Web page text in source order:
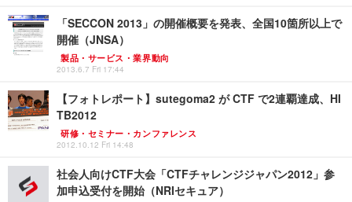
「SECCON 2013」の開催概要を発表、全国10箇所以上で
開催（JNSA）
製品・サービス・業界動向
2013.6.7 Fri 17:44
【フォトレポート】sutegoma2 が CTF で2連覇達成、HI
TB2012
研修・セミナー・カンファレンス
2012.10.12 Fri 14:48
社会人向けCTF大会「CTFチャレンジジャパン2012」参
加申込受付を開始（NRIセキュア）